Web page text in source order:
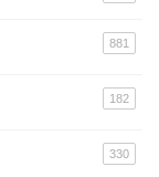
881
182
330